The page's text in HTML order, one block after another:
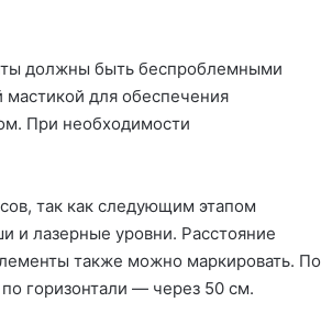
должны быть беспроблемными
для обеспечения
При необходимости
так как следующим этапом
и лазерные уровни. Расстояние
также можно маркировать. По
горизонтали — через 50 см.